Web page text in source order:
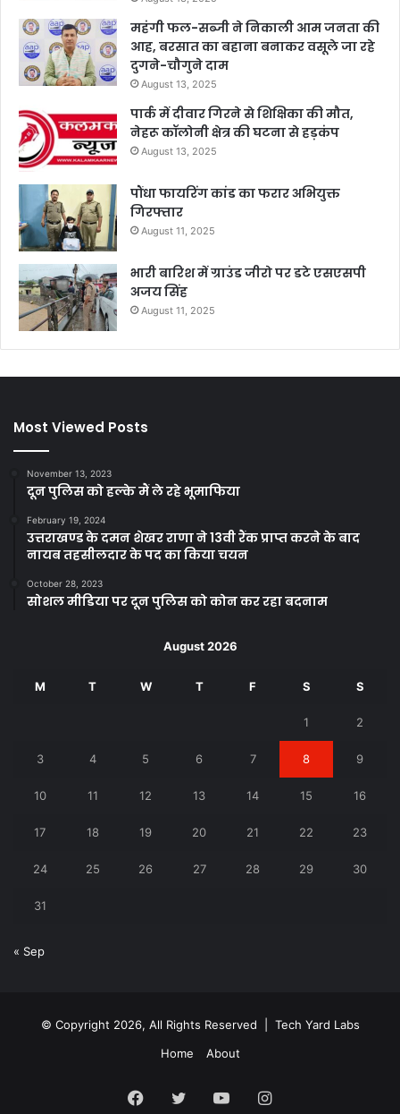
महंगी फल-सब्जी ने निकाली आम जनता की
आह, बरसात का बहाना बनाकर वसूले जा रहे
दुगने-चौगुने दाम
August 13, 2025
पार्क में दीवार गिरने से शिक्षिका की मौत,
नेहरू कॉलोनी क्षेत्र की घटना से हड़कंप
August 13, 2025
पौंधा फायरिंग कांड का फरार अभियुक्त
गिरफ्तार
August 11, 2025
भारी बारिश में ग्राउंड जीरो पर डटे एसएसपी
अजय सिंह
August 11, 2025
Most Viewed Posts
November 13, 2023
दून पुलिस को हल्के मैं ले रहे भूमाफिया
February 19, 2024
उत्तराखण्ड के दमन शेखर राणा ने 13वी रैंक प्राप्त करने के बाद
नायब तहसीलदार के पद का किया चयन
October 28, 2023
सोशल मीडिया पर दून पुलिस को कोन कर रहा बदनाम
August 2026
M T W T F S S
1 2
3 4 5 6 7 8 9
10 11 12 13 14 15 16
17 18 19 20 21 22 23
24 25 26 27 28 29 30
31
« Sep
© Copyright 2026, All Rights Reserved | Tech Yard Labs
Home
About
Facebook
Twitter YouTubeInstagram